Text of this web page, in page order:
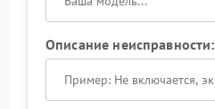
Описание неисправности: